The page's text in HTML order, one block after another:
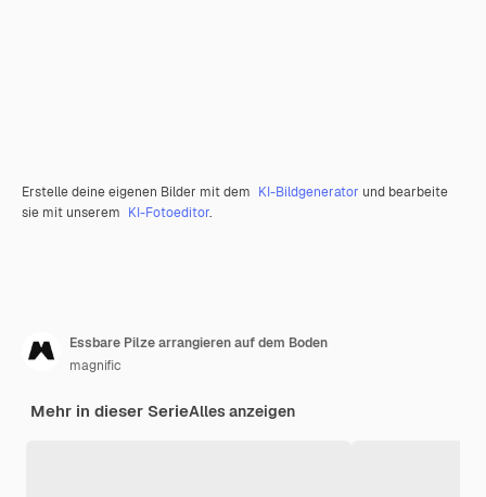
Erstelle deine eigenen Bilder mit dem KI-Bildgenerator und bearbeite
sie mit unserem KI-Fotoeditor.
Essbare Pilze arrangieren auf dem Boden
magnific
Mehr in dieser SerieAlles anzeigen